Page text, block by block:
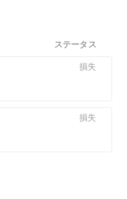
ステータス
損失
損失